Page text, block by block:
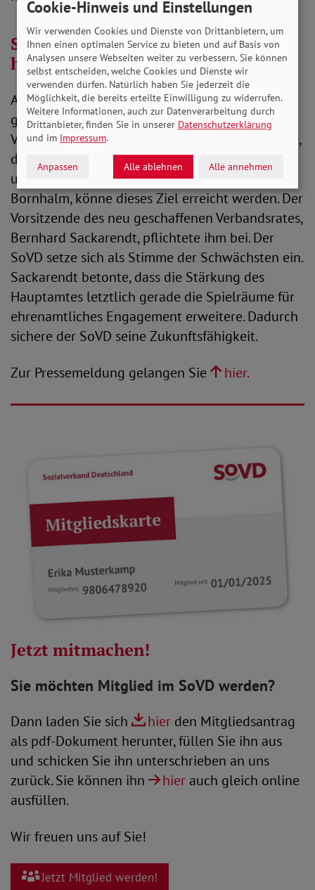
SoVD geht aus Reform gestärkt
hervor
Auf die sozialpolitisch spannungsreichen Zeiten
ging in seiner Rede auch der bisherige
Verbandspräsident Alfred Bornhalm ein. Er sagte,
der SoVD müsse gerade jetzt wahrnehmbarer
und lauter werden. Mit dem neuen Vorstand, so
Bornhalm, könne dieses Ziel erreicht werden. Der
Vorsitzende des neu geschaffenen Verbandsrates,
Bernhard Sackarendt, pflichtete ihm bei. Der
SoVD setze sich als Stimme der Schwächsten ein.
Sackarendt betonte, dass die Stärkung des
Hauptamtes letztlich gerade die Spielräume für
ehrenamtliches Engagement erweitere. Dadurch
sichere der SoVD seine Zukunftsfähigkeit.
Zur Pressemeldung gelangen Sie
hier.
Jetzt mitmachen!
Sie möchten Mitglied im SoVD werden?
Dann laden Sie sich hier den Mitgliedsantrag
als pdf-Dokument herunter, füllen Sie ihn aus
und schicken Sie ihn unterschrieben an uns
zurück. Sie können ihn
hier auch gleich online
ausfüllen.
Wir freuen uns auf Sie!
Jetzt Mitglied werden!
Cookie-Hinweis und Einstellungen
Wir verwenden Cookies und Dienste von Drittanbietern, um
Ihnen einen optimalen Service zu bieten und auf Basis von
Analysen unsere Webseiten weiter zu verbessern. Sie können
selbst entscheiden, welche Cookies und Dienste wir
verwenden dürfen. Natürlich haben Sie jederzeit die
Möglichkeit, die bereits erteilte Einwilligung zu widerrufen.
Weitere Informationen, auch zur Datenverarbeitung durch
Drittanbieter, finden Sie in unserer Datenschutzerklärung
und im Impressum.
Anpassen Alle ablehnen Alle annehmen